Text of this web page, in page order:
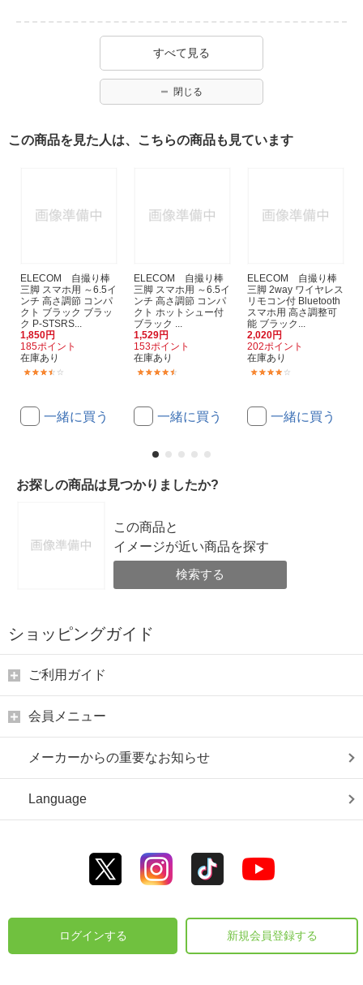
すべて見る
閉じる
この商品を見た人は、こちらの商品も見ています
ELECOM 自撮り棒
三脚 スマホ用 ～6.5イ
ンチ 高さ調節 コンパ
クト ブラック ブラッ
ク P-STSRS...
1,850円
185ポイント
在庫あり
一緒に買う
ELECOM 自撮り棒
三脚 スマホ用 ～6.5イ
ンチ 高さ調節 コンパ
クト ホットシュー付
ブラック ...
1,529円
153ポイント
在庫あり
一緒に買う
ELECOM 自撮り棒
三脚 2way ワイヤレス
リモコン付 Bluetooth
スマホ用 高さ調整可
能 ブラック...
2,020円
202ポイント
在庫あり
一緒に買う
お探しの商品は見つかりましたか?
この商品と
イメージが近い商品を探す
検索する
ショッピングガイド
ご利用ガイド
会員メニュー
メーカーからの重要なお知らせ
Language
ログインする 新規会員登録する